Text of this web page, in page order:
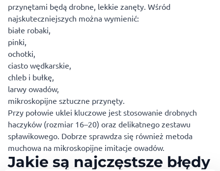
przynętami będą drobne, lekkie zanęty. Wśród
najskuteczniejszych można wymienić:
białe robaki,
pinki,
ochotki,
ciasto wędkarskie,
chleb i bułkę,
larwy owadów,
mikroskopijne sztuczne przynęty.
Przy połowie uklei kluczowe jest stosowanie drobnych
haczyków (rozmiar 16–20) oraz delikatnego zestawu
spławikowego. Dobrze sprawdza się również metoda
muchowa na mikroskopijne imitacje owadów.
Jakie są najczęstsze błędy